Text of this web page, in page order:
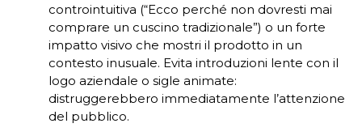
controintuitiva (“Ecco perché non dovresti mai
comprare un cuscino tradizionale”) o un forte
impatto visivo che mostri il prodotto in un
contesto inusuale. Evita introduzioni lente con il
logo aziendale o sigle animate:
distruggerebbero immediatamente l’attenzione
del pubblico.